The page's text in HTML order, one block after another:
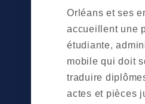
Orléans et ses
accueillent une
étudiante,
mobile qui doit
traduire
actes et pièces